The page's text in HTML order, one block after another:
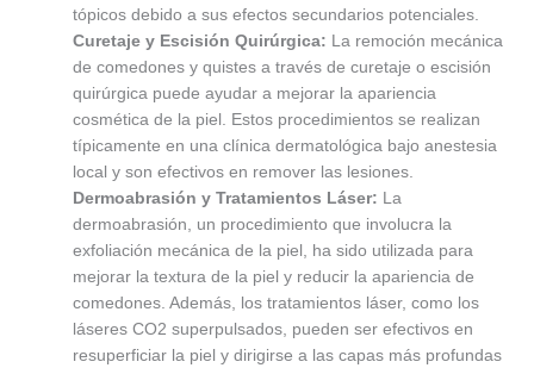
tópicos debido a sus efectos secundarios potenciales.
Curetaje y Escisión Quirúrgica: La remoción mecánica
de comedones y quistes a través de curetaje o escisión
quirúrgica puede ayudar a mejorar la apariencia
cosmética de la piel. Estos procedimientos se realizan
típicamente en una clínica dermatológica bajo anestesia
local y son efectivos en remover las lesiones.
Dermoabrasión y Tratamientos Láser: La
dermoabrasión, un procedimiento que involucra la
exfoliación mecánica de la piel, ha sido utilizada para
mejorar la textura de la piel y reducir la apariencia de
comedones. Además, los tratamientos láser, como los
láseres CO2 superpulsados, pueden ser efectivos en
resuperficiar la piel y dirigirse a las capas más profundas